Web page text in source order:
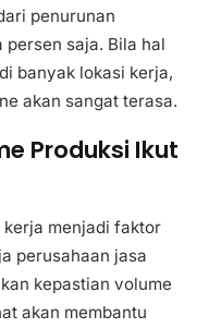
penurunan
persen saja. Bila hal
banyak lokasi kerja,
akan sangat terasa.
Produksi Ikut
menjadi faktor
perusahaan jasa
kepastian volume
akan membantu